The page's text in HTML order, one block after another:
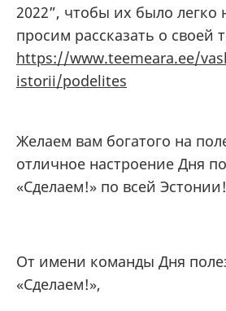
2022”, чтобы их было легко
просим рассказать о своей
https://www.teemeara.ee/
istorii/podelites
Желаем вам богатого на
отличное настроение Дня
«Сделаем!» по всей Эстонии!
От имени команды Дня
«Сделаем!»,